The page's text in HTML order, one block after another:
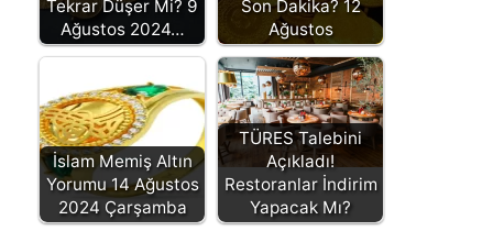
Tekrar Düşer Mi? 9
Ağustos 2024…
Son Dakika? 12
Ağustos
İslam Memiş Altın
Yorumu 14 Ağustos
2024 Çarşamba
TÜRES Talebini
Açıkladı!
Restoranlar İndirim
Yapacak Mı?